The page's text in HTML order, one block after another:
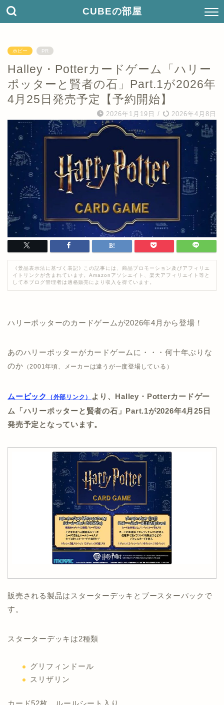
CUBEの部屋
ホビー PR
Halley・Potterカードゲーム「ハリー
ポッターと賢者の石」Part.1が2026年
4月25日発売予定【予約開始】
2026年1月19日 / 2026年4月8日
《景品表示法に基づく表記》この記事には、商品プロモーション及びアフィリエ
イトリンクが含まれています。Amazonアソシエイト、楽天アフィリエイト等と
して本ブログ管理者は適格販売により収入を得ています。
ハリーポッターのカードゲームが2026年4月から登場！
あのハリーポッターがカードゲームに・・・何十年ぶりな
のか （2001年頃、メーカーは違うが一度登場している）
ムービック （外部リンク）
より、Halley・Potterカードゲー
ム「ハリーポッターと賢者の石」Part.1が2026年4月25日
発売予定となっています。
販売される製品はスターターデッキとブースターパックで
す。
スターターデッキは2種類
グリフィンドール
スリザリン